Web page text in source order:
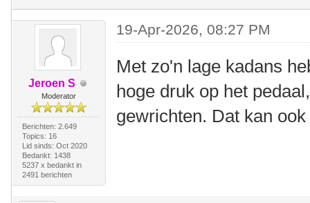
Jeroen S
Moderator
Berichten: 2.649
Topics: 16
Lid sinds: Oct 2020
Bedankt: 1438
5237 x bedankt in
2491 berichten
19-Apr-2026, 08:27 PM
Met zo'n lage kadans
hoge druk op het
gewrichten. Dat kan